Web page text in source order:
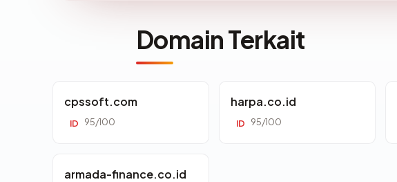
Domain Terkait
cpssoft.com
ID 95/100
harpa.co.id
ID 95/100
armada-finance.co.id